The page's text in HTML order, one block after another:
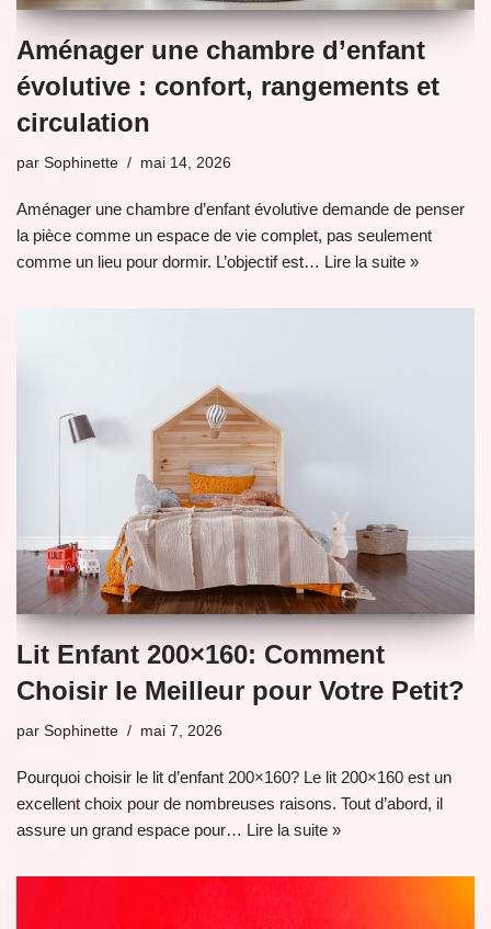
Aménager une chambre d’enfant
évolutive : confort, rangements et
circulation
par Sophinette mai 14, 2026
Aménager une chambre d’enfant évolutive demande de penser
la pièce comme un espace de vie complet, pas seulement
comme un lieu pour dormir. L’objectif est… Lire la suite »
Lit Enfant 200×160: Comment
Choisir le Meilleur pour Votre Petit?
par Sophinette mai 7, 2026
Pourquoi choisir le lit d’enfant 200×160? Le lit 200×160 est un
excellent choix pour de nombreuses raisons. Tout d’abord, il
assure un grand espace pour… Lire la suite »